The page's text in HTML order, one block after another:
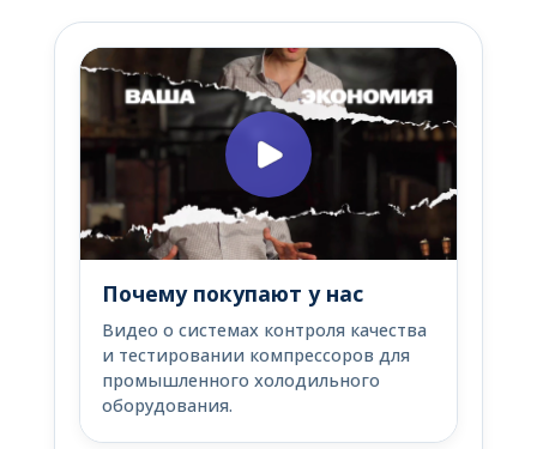
Почему покупают у нас
Видео о системах контроля качества
и тестировании компрессоров для
промышленного холодильного
оборудования.